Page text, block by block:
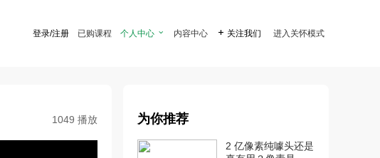
登录/注册 已购课程 个人中心  内容中心  关注我们 进入关怀模式
1049 播放 为你推荐
2 亿像素纯噱头还是